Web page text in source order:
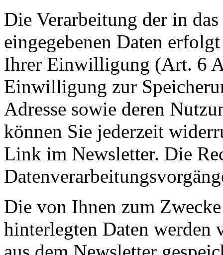
Die Verarbeitung der in
eingegebenen Daten
Ihrer Einwilligung (Art. 6
Einwilligung zur
Adresse sowie deren
können Sie jederzeit
Link im Newsletter. Die
Die von Ihnen zum
hinterlegten Daten werden